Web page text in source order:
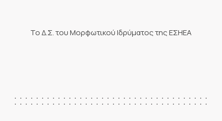
Το Δ.Σ. του Μορφωτικού Ιδρύματος της ΕΣΗΕΑ